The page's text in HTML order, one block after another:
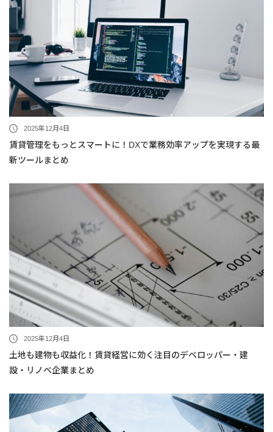
2025年12月4日
賃貸管理をもっとスマートに！DXで業務効率アップを実現する最
新ツールまとめ
2025年12月4日
土地も建物も収益化！賃貸経営に効く注目のデベロッパー・建
設・リノベ企業まとめ